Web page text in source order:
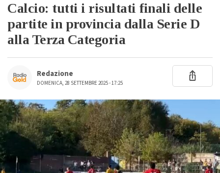
Calcio: tutti i risultati finali delle
partite in provincia dalla Serie D
alla Terza Categoria
Redazione
DOMENICA, 28 SETTEMBRE 2025 - 17:25